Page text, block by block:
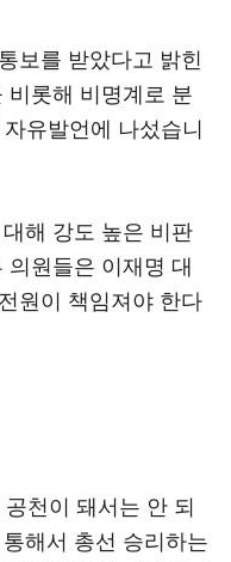
보를 받았다고 밝힌
비롯해 비명계로 분
유발언에 나섰습니
해 강도 높은 비판
의원들은 이재명 대
원이 책임져야 한다
천이 돼서는 안 되
해서 총선 승리하는